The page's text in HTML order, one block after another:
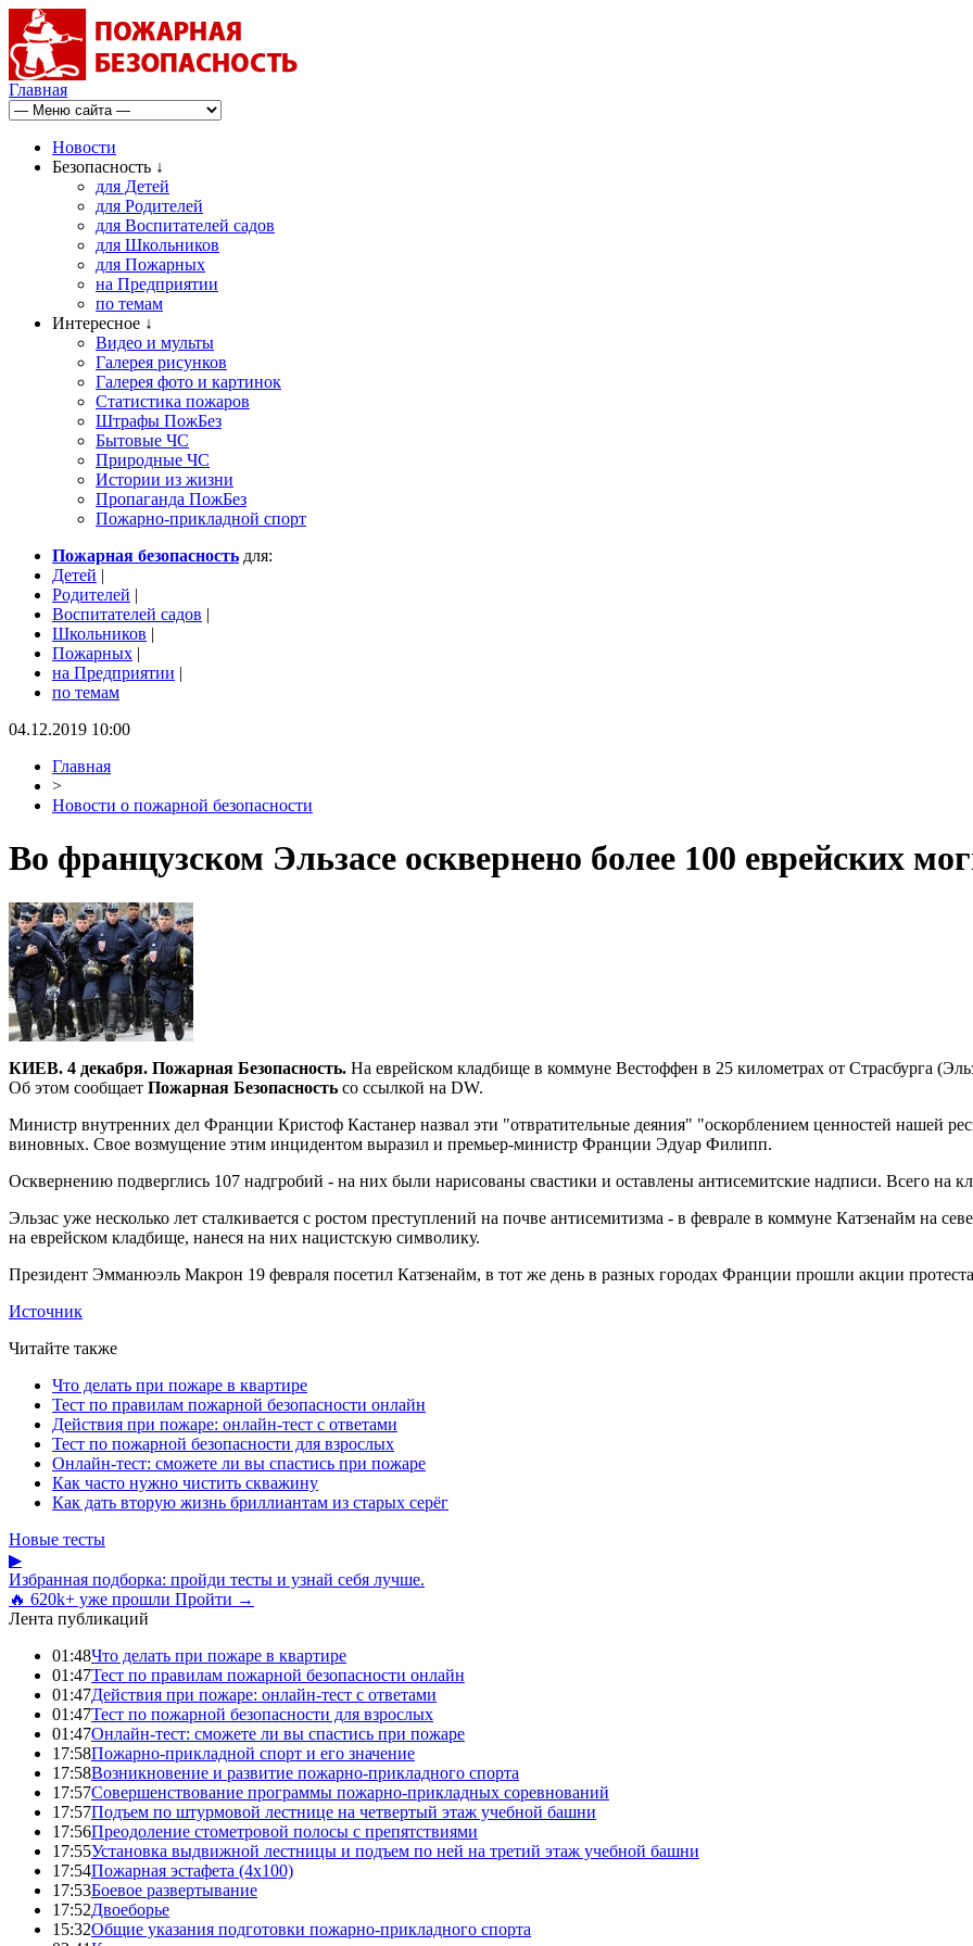
Главная
Новости
Безопасность ↓
для Детей
для Родителей
для Воспитателей садов
для Школьников
для Пожарных
на Предприятии
по темам
Интересное ↓
Видео и мульты
Галерея рисунков
Галерея фото и картинок
Статистика пожаров
Штрафы ПожБез
Бытовые ЧС
Природные ЧС
Истории из жизни
Пропаганда ПожБез
Пожарно-прикладной спорт
Пожарная безопасность для:
Детей |
Родителей |
Воспитателей садов |
Школьников |
Пожарных |
на Предприятии |
по темам
04.12.2019 10:00
Главная
>
Новости о пожарной безопасности
Во французском Эльзасе осквернено более 100 еврейских
КИЕВ. 4 декабря. Пожарная Безопасность. На еврейском кладбище в коммуне Вестоффен в 25 километрах от Страсбурга
Об этом сообщает Пожарная Безопасность со ссылкой на DW.
Министр внутренних дел Франции Кристоф Кастанер назвал эти "отвратительные деяния" "оскорблением ценностей нашей
виновных. Свое возмущение этим инцидентом выразил и премьер-министр Франции Эдуар Филипп.
Осквернению подверглись 107 надгробий - на них были нарисованы свастики и оставлены антисемитские надписи. Всего на
Эльзас уже несколько лет сталкивается с ростом преступлений на почве антисемитизма - в феврале в коммуне Катзенайм на
на еврейском кладбище, нанеся на них нацистскую символику.
Президент Эмманюэль Макрон 19 февраля посетил Катзенайм, в тот же день в разных городах Франции прошли акции
Источник
Читайте также
Что делать при пожаре в квартире
Тест по правилам пожарной безопасности онлайн
Действия при пожаре: онлайн-тест с ответами
Тест по пожарной безопасности для взрослых
Онлайн-тест: сможете ли вы спастись при пожаре
Как часто нужно чистить скважину
Как дать вторую жизнь бриллиантам из старых серёг
Новые тесты
▶
Избранная подборка: пройди тесты и узнай себя лучше.
🔥 620k+ уже прошли Пройти →
Лента публикаций
01:48Что делать при пожаре в квартире
01:47Тест по правилам пожарной безопасности онлайн
01:47Действия при пожаре: онлайн-тест с ответами
01:47Тест по пожарной безопасности для взрослых
01:47Онлайн-тест: сможете ли вы спастись при пожаре
17:58Пожарно-прикладной спорт и его значение
17:58Возникновение и развитие пожарно-прикладного спорта
17:57Совершенствование программы пожарно-прикладных соревнований
17:57Подъем по штурмовой лестнице на четвертый этаж учебной башни
17:56Преодоление стометровой полосы с препятствиями
17:55Установка выдвижной лестницы и подъем по ней на третий этаж учебной башни
17:54Пожарная эстафета (4x100)
17:53Боевое развертывание
17:52Двоеборье
15:32Общие указания подготовки пожарно-прикладного спорта